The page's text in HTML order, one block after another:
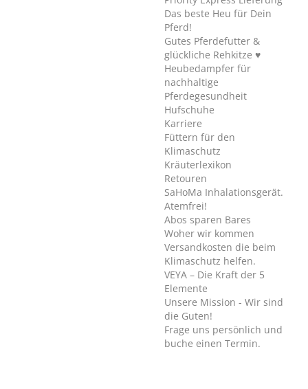
Das beste Heu für Dein
Pferd!
Gutes Pferdefutter &
glückliche Rehkitze ♥
Heubedampfer für
nachhaltige
Pferdegesundheit
Hufschuhe
Karriere
Füttern für den
Klimaschutz
Kräuterlexikon
Retouren
SaHoMa Inhalationsgerät.
Atemfrei!
Abos sparen Bares
Woher wir kommen
Versandkosten die beim
Klimaschutz helfen.
VEYA – Die Kraft der 5
Elemente
Unsere Mission - Wir sind
die Guten!
Frage uns persönlich und
buche einen Termin.